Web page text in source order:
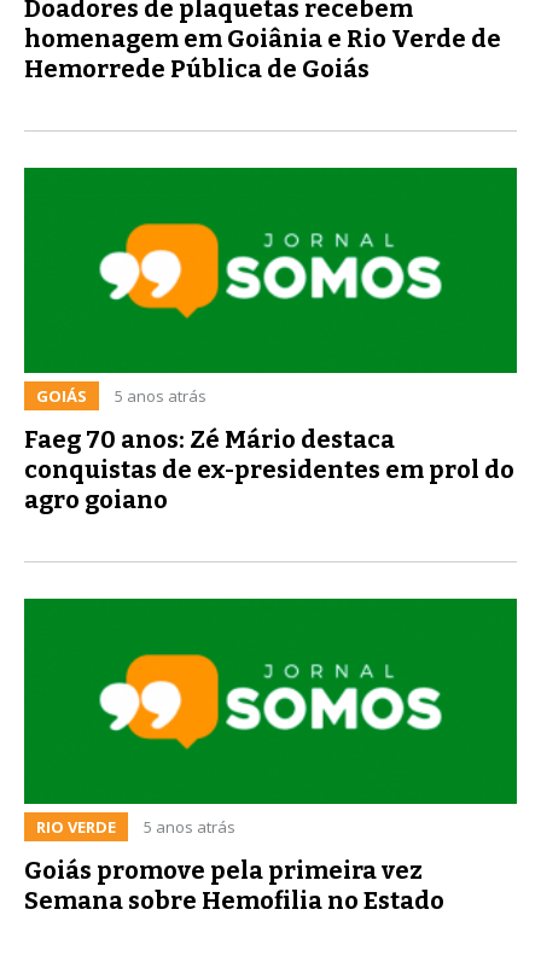
Doadores de plaquetas recebem
homenagem em Goiânia e Rio Verde de
Hemorrede Pública de Goiás
GOIÁS 5 anos atrás
Faeg 70 anos: Zé Mário destaca
conquistas de ex-presidentes em prol do
agro goiano
RIO VERDE 5 anos atrás
Goiás promove pela primeira vez
Semana sobre Hemofilia no Estado